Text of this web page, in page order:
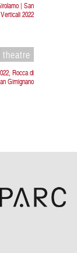
| San
2022
theatre
Rocca di
Gimignano